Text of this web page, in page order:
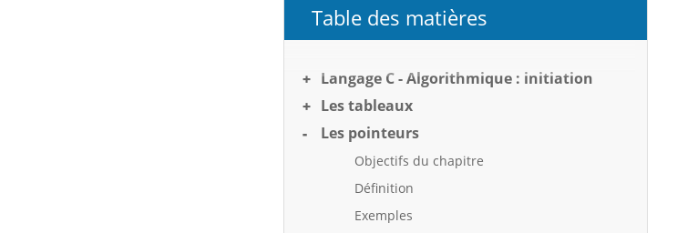
Table des matières
Langage C - Algorithmique : initiation
Les tableaux
Les pointeurs
Objectifs du chapitre
Définition
Exemples